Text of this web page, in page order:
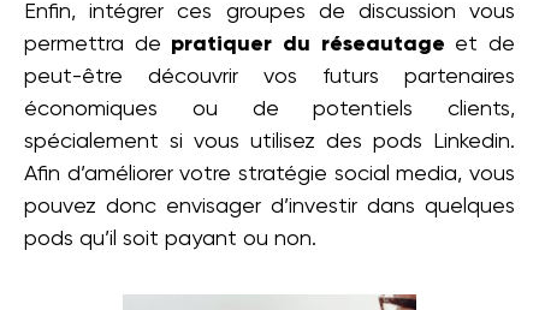
Enfin, intégrer ces groupes de discussion vous
permettra de pratiquer du réseautage et de
peut-être découvrir vos futurs partenaires
économiques ou de potentiels clients,
spécialement si vous utilisez des pods Linkedin.
Afin d’améliorer votre stratégie social media, vous
pouvez donc envisager d’investir dans quelques
pods qu’il soit payant ou non.